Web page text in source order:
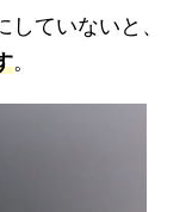
ていないと、
。